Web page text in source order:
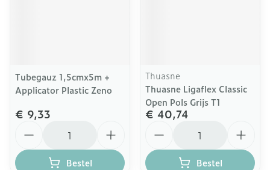
Tubegauz 1,5cmx5m +
Applicator Plastic Zeno
€ 9,33
Bestel
Thuasne
Thuasne Ligaflex Classic
Open Pols Grijs T1
€ 40,74
Bestel